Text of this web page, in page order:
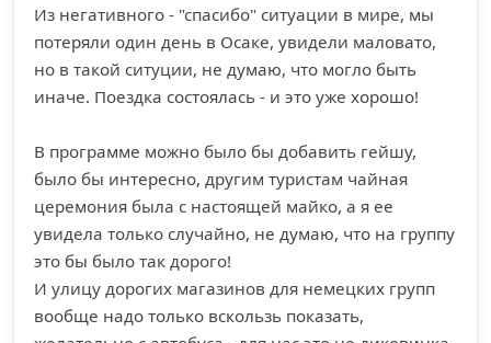
Из негативного - "спасибо" ситуации в мире, мы
потеряли один день в Осаке, увидели маловато,
но в такой ситуции, не думаю, что могло быть
иначе. Поездка состоялась - и это уже хорошо!
В программе можно было бы добавить гейшу,
было бы интересно, другим туристам чайная
церемония была с настоящей майко, а я ее
увидела только случайно, не думаю, что на группу
это бы было так дорого!
И улицу дорогих магазинов для немецких групп
вообще надо только вскользь показать,